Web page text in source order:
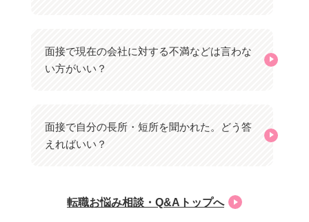
面接で現在の会社に対する不満などは言わな
い方がいい？
面接で自分の長所・短所を聞かれた。どう答
えればいい？
転職お悩み相談・Q&Aトップへ